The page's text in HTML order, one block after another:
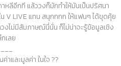
หลีอีกที แล้ววงก็มักทำให้มันเป็นปริศนา
V LIVE แทน สนุกกกก ให้แฟนๆ ได้ขุดคุ้ย
ไม่มีสัมภาษณ์นี่นั่น ก็ไม่น่าจะรู้ข้อมูลเชิง
เลย
___
าและมูลค่า ในใจ ??